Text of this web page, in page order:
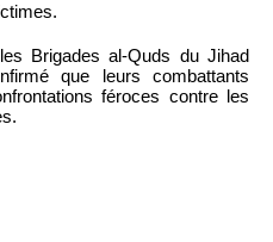
Brigades al-Quds du Jihad
que leurs combattants
féroces contre les